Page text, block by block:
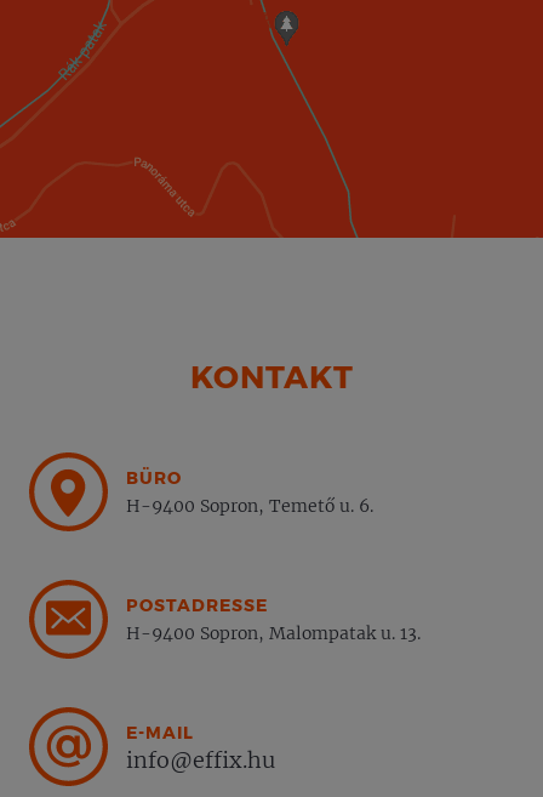
KONTAKT
BÜRO
H-9400 Sopron, Temető u. 6.
POSTADRESSE
H-9400 Sopron, Malompatak u. 13.
E-MAIL
info@effix.hu